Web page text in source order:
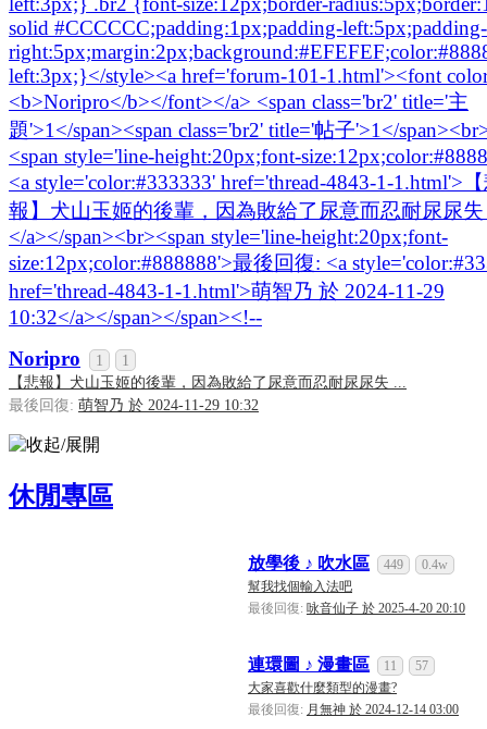
系統 [系統通知] 天空已經連續答對50道難題，逆天
系統 [系統通知] 雪夜已經連續答對100道難題，逆天
系統 [系統通知] ba2001已經連續答對50道難題，逆
Noripro 1
1
【悲報】犬山玉姬的後輩，因為敗給了尿意而忍耐尿尿失 ...
最後回復: 萌智乃 於 2024-11-29 10:32
休閒專區
放學後 ♪ 吹水區 449
0.4w
幫我找個輸入法吧
最後回復: 咏音仙子 於 2025-4-20 20:10
連環圖 ♪ 漫畫區 11
57
大家喜歡什麼類型的漫畫?
最後回復: 月無神 於 2024-12-14 03:00